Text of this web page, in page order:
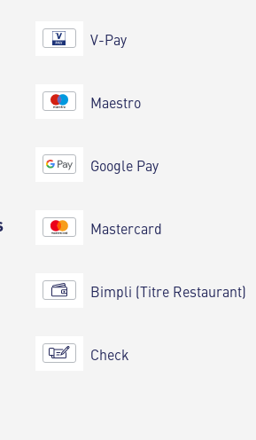
V-Pay
Maestro
Google Pay
Mastercard
Bimpli (Titre Restaurant)
Check